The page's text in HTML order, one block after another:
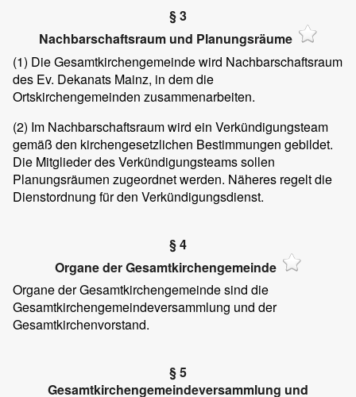
§ 3
Nachbarschaftsraum und Planungsräume
(1) Die Gesamtkirchengemeinde wird Nachbarschaftsraum
des Ev. Dekanats Mainz, in dem die
Ortskirchengemeinden zusammenarbeiten.
(2) Im Nachbarschaftsraum wird ein Verkündigungsteam
gemäß den kirchengesetzlichen Bestimmungen gebildet.
Die Mitglieder des Verkündigungsteams sollen
Planungsräumen zugeordnet werden. Näheres regelt die
Dienstordnung für den Verkündigungsdienst.
§ 4
Organe der Gesamtkirchengemeinde
Organe der Gesamtkirchengemeinde sind die
Gesamtkirchengemeindeversammlung und der
Gesamtkirchenvorstand.
§ 5
Gesamtkirchengemeindeversammlung und